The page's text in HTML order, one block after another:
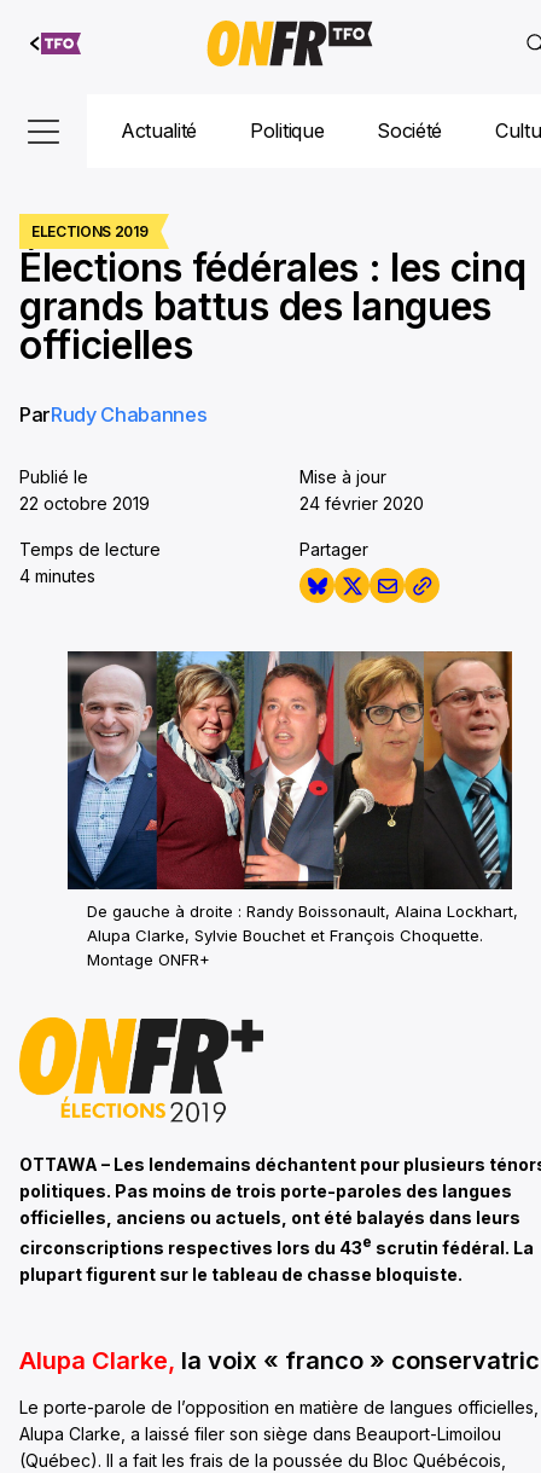
Aller au
contenu
Actualité Politique Société
ELECTIONS 2019
Élections fédérales : les cinq
grands battus des langues
officielles
ParRudy Chabannes
Publié le
22 octobre 2019
Mise à jour
24 février 2020
Temps de lecture
4 minutes
Partager
De gauche à droite : Randy Boissonault, Alaina Lockhart,
Alupa Clarke, Sylvie Bouchet et François Choquette.
Montage ONFR+
OTTAWA – Les lendemains déchantent pour plusieurs
politiques. Pas moins de trois porte-paroles des langues
officielles, anciens ou actuels, ont été balayés dans leurs
circonscriptions respectives lors du 43e scrutin fédéral. La
plupart figurent sur le tableau de chasse bloquiste.
Alupa Clarke, la voix « franco »
Le porte-parole de l’opposition en matière de langues officielles,
Alupa Clarke, a laissé filer son siège dans Beauport-Limoilou
(Québec). Il a fait les frais de la poussée du Bloc Québécois,